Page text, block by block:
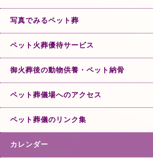
写真でみるペット葬
ペット火葬優待サービス
御火葬後の動物供養・ペット納骨
ペット葬儀場へのアクセス
ペット葬儀のリンク集
カレンダー